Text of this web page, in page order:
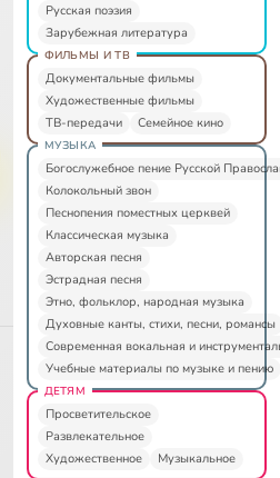
Русская поэзия
Зарубежная литература
ФИЛЬМЫ И ТВ
Документальные фильмы
Художественные фильмы
ТВ-передачи
Семейное кино
МУЗЫКА
Богослужебное пение Русской
Колокольный звон
Песнопения поместных церквей
Классическая музыка
Авторская песня
Эстрадная песня
Этно, фольклор, народная музыка
Духовные канты, стихи, песни, романсы
Современная вокальная и
Учебные материалы по музыке и пению
ДЕТЯМ
Просветительское
Развлекательное
Художественное
Музыкальное